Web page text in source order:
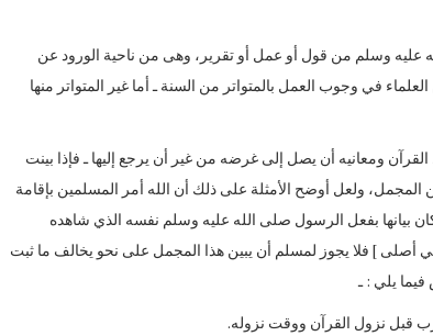
عليه وسلم من قول أو عمل أو تقرير، وهى من ناحية الورود عن
في وجوب العمل بالمتواتر من السنة ـ أما غير المتواتر منها
القرآن ومعانيه أن يصل إلى غرضه من غير أن يرجع إليها ـ فإذا بينت
ولعل أوضح الأمثلة على ذلك أن الله أمر المسلمين بإقامة
بيانها بفعل الرسول صلى الله عليه وسلم نفسه الذي شاهده
أصلى ] فلا يجوز لمسلم أن يبين هذا المجمل على نحو يخالف ما ثبت
يلي : ـ
قبل نزول القرآن ووقت نزوله.